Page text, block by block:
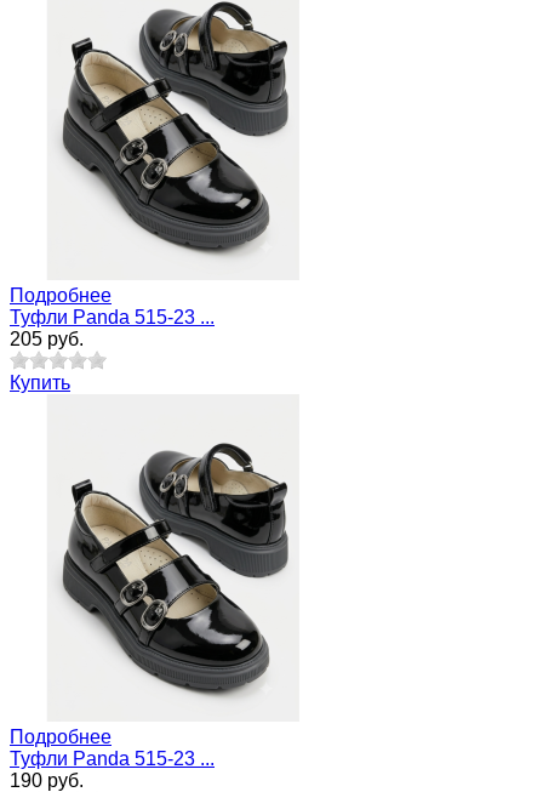
Подробнее
Туфли Panda 515-23 ...
205 руб.
Купить
Подробнее
Туфли Panda 515-23 ...
190 руб.